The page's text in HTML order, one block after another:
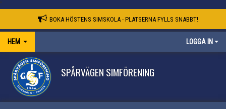
"
BOKA HÖSTENS SIMSKOLA - PLATSERNA FYLLS SNABBT!
HEM LOGGA IN
SPÅRVÄGEN SIMFÖRENING